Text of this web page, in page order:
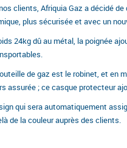
clients, Afriquia Gaz a décidé
plus sécurisée et avec un
24kg dû au métal, la poignée
de gaz est le robinet, et en
assurée ; ce casque protecteur
qui sera automatiquement
de la couleur auprès des clients.